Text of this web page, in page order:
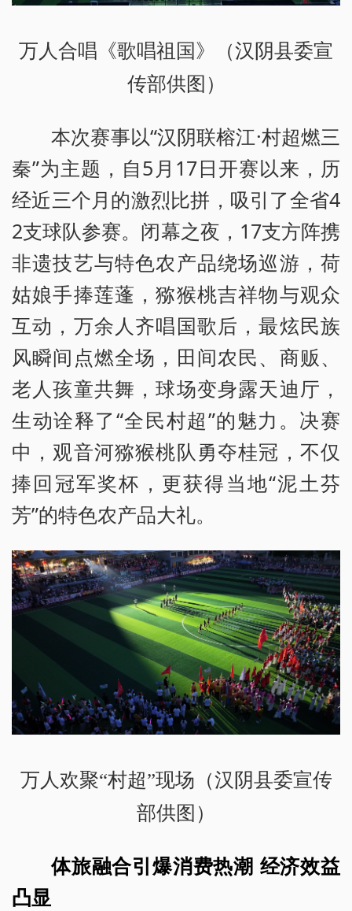
万人合唱《歌唱祖国》（汉阴县委宣
传部供图）
本次赛事以“汉阴联榕江·村超燃三
秦”为主题，自5月17日开赛以来，历
经近三个月的激烈比拼，吸引了全省4
2支球队参赛。闭幕之夜，17支方阵携
非遗技艺与特色农产品绕场巡游，荷
姑娘手捧莲蓬，猕猴桃吉祥物与观众
互动，万余人齐唱国歌后，最炫民族
风瞬间点燃全场，田间农民、商贩、
老人孩童共舞，球场变身露天迪厅，
生动诠释了“全民村超”的魅力。决赛
中，观音河猕猴桃队勇夺桂冠，不仅
捧回冠军奖杯，更获得当地“泥土芬
芳”的特色农产品大礼。
万人欢聚“村超”现场（汉阴县委宣传
部供图）
体旅融合引爆消费热潮 经济效益
凸显